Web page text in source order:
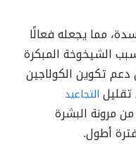
مما يجعله فعالًا
الشيخوخة المبكرة
تكوين الكولاجين
التجاعيد
مرونة البشرة
أطول.